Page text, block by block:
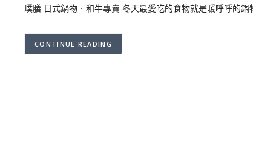
璞膳 日式鍋物．和牛專賣 冬天最愛吃的食物就是暖呼呼的
CONTINUE READING